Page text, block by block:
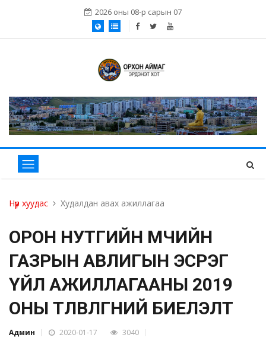
2026 оны 08-р сарын 07
Нүүр хуудас Худалдан авах ажиллагаа
ОРОН НУТГИЙН ӨМЧИЙН
ГАЗРЫН АВЛИГЫН ЭСРЭГ
ҮЙЛ АЖИЛЛАГААНЫ 2019
ОНЫ ТӨЛӨВЛӨГӨӨНИЙ БИЕЛЭЛТ
Админ 2020-01-17 3040